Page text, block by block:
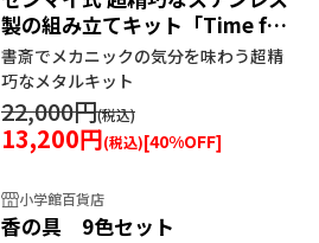
製の組み立てキット「Time for
Machine」
書斎でメカニックの気分を味わう超精
巧なメタルキット
22,000円
13,200円 [40%OFF]
小学館百貨店
香の具 9色セット